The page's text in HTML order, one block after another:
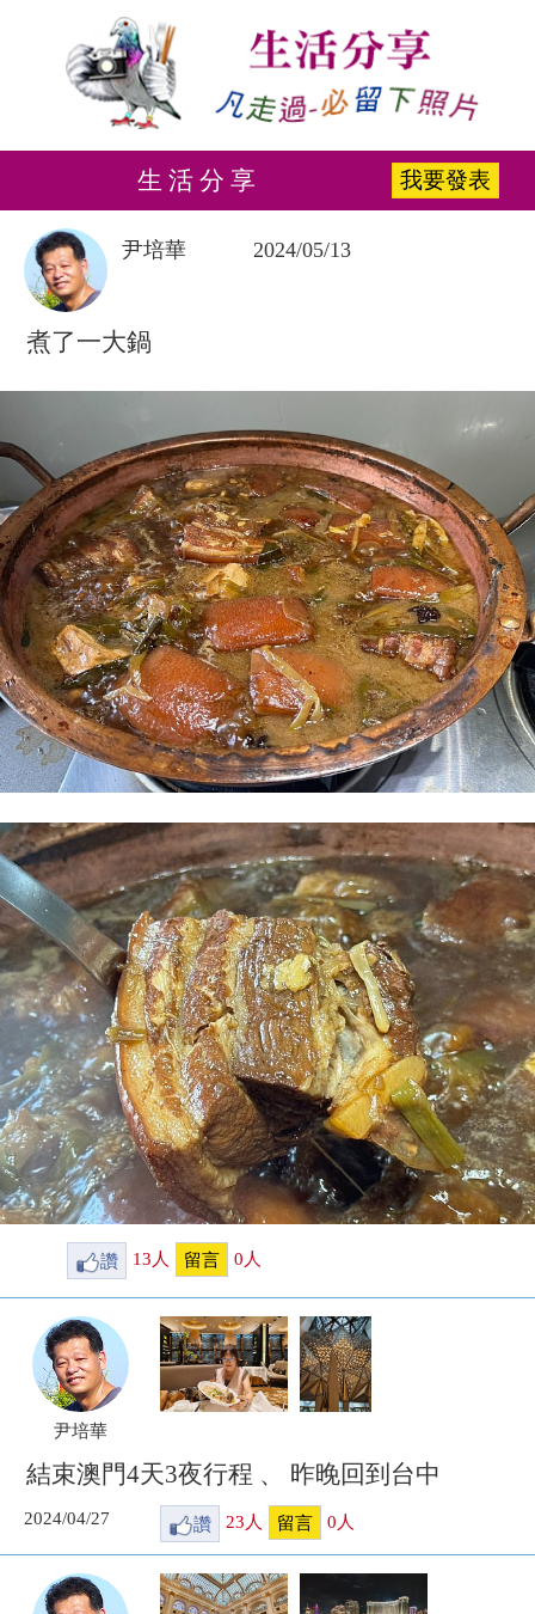
生 活 分 享 我要發表
尹培華 2024/05/13
煮了一大鍋
讚 13 人 留言 0 人
尹培華
結束澳門4天3夜行程 、 昨晚回到台中
2024/04/27 讚 23人 留言 0人